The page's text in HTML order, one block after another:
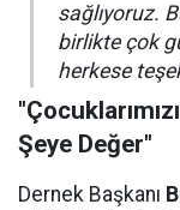
sağlıyoruz.
birlikte çok
herkese
Şeye Değer"
Dernek Başkanı